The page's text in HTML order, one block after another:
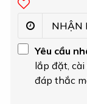
NHẬN
Yêu cầu
lắp đặt, cài
đáp thắc